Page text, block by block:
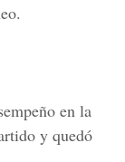
en la
y quedó